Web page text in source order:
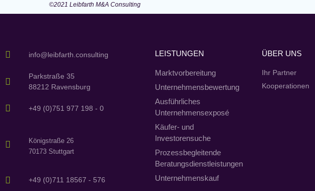
©2021 Leibfarth M&A Consulting
info@leibfarth.consulting
Parkstraße 35
88212 Ravensburg
+49 (0)751 977 198 - 0
Königstraße 26
70173 Stuttgart
+49 (0)711 18567 - 576
LEISTUNGEN
Marktvorbereitung
Unternehmensbewertung
Ausführliches
Unternehmensexposé
Käufer- und
Investorensuche
Prozessbegleitende
Beratungsdienstleistungen
Unternehmenskauf
ÜBER UNS
Ihr Partner
Kooperationen